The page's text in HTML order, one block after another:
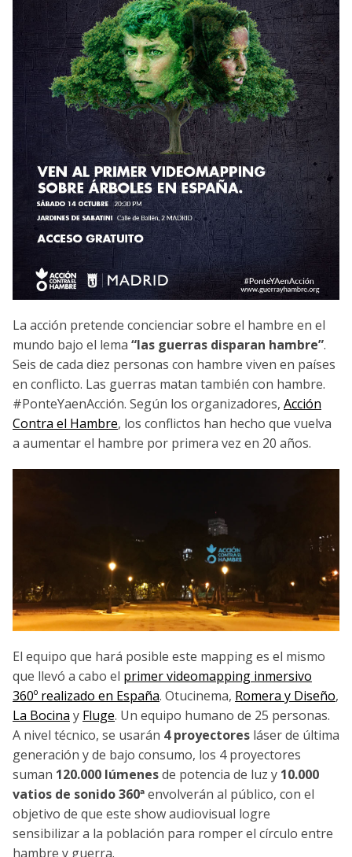
La acción pretende concienciar sobre el hambre en el
mundo bajo el lema “las guerras disparan hambre”.
Seis de cada diez personas con hambre viven en países
en conflicto. Las guerras matan también con hambre.
#PonteYaenAcción. Según los organizadores, Acción
Contra el Hambre, los conflictos han hecho que vuelva
a aumentar el hambre por primera vez en 20 años.
El equipo que hará posible este mapping es el mismo
que llevó a cabo el primer videomapping inmersivo
360º realizado en España. Otucinema, Romera y Diseño,
La Bocina y Fluge. Un equipo humano de 25 personas.
A nivel técnico, se usarán 4 proyectores láser de última
generación y de bajo consumo, los 4 proyectores
suman 120.000 lúmenesde potencia de luz y 10.000
vatios de sonido 360ªenvolverán al público, con el
objetivo de que este show audiovisual logre
sensibilizar a la población para romper el círculo entre
hambre y guerra.